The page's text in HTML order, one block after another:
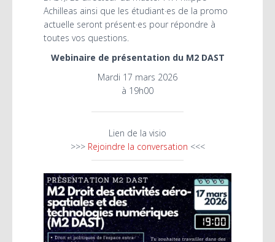
Achilleas ainsi que les étudiant·es de la promo
actuelle seront présent·es pour répondre à
toutes vos questions.
Webinaire de présentation du M2 DAST
Mardi 17 mars 2026
à 19h00
Lien de la visio
>>> Rejoindre la conversation <<<